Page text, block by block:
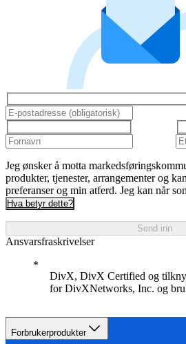
Jeg ønsker å motta
produkter, tjenester, arrangementer og
preferanser og min atferd. Jeg kan når
Hva betyr dette?
Send inn
Ansvarsfraskrivelser
DivX, DivX Certified og
for DivXNetworks, Inc. og
Forbrukerprodukter